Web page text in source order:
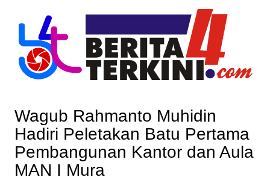
content
Wagub Rahmanto Muhidin
Hadiri Peletakan Batu Pertama
Pembangunan Kantor dan Aula
MAN I Mura